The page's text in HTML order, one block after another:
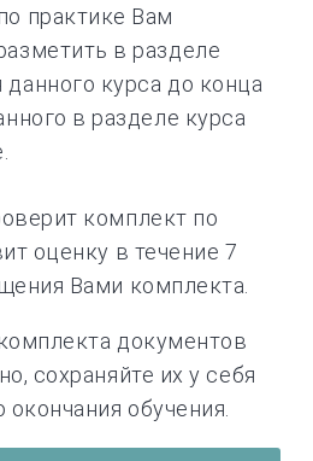
практике Вам
в разделе
курса до конца
в разделе курса
комплект по
оценку в течение 7
Вами комплекта.
документов
сохраняйте их у себя
окончания обучения.